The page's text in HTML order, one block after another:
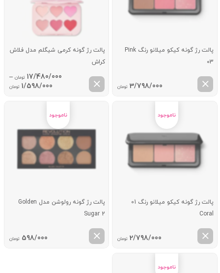
پالت رژ گونه کیکو میلانو رنگ Pink
03
3/798/000 تومان
پالت رژ گونه کرمی شیگلم مدل فلاش
کراش
17/480/000 تومان –
1/598/000 تومان
پالت رژ گونه کیکو میلانو رنگ 01
Coral
2/798/000 تومان
پالت رژ گونه رولوشن مدل Golden
Sugar 2
598/000 تومان